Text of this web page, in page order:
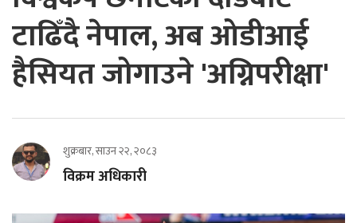
टाढिँदै नेपाल, अब ओडीआई
हैसियत जोगाउने 'अग्निपरीक्षा'
शुक्रबार, साउन २२, २०८३
विक्रम अधिकारी